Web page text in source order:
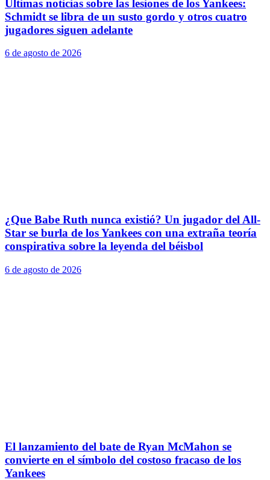
Últimas noticias sobre las lesiones de los Yankees:
Schmidt se libra de un susto gordo y otros cuatro
jugadores siguen adelante
6 de agosto de 2026
¿Que Babe Ruth nunca existió? Un jugador del All-
Star se burla de los Yankees con una extraña teoría
conspirativa sobre la leyenda del béisbol
6 de agosto de 2026
El lanzamiento del bate de Ryan McMahon se
convierte en el símbolo del costoso fracaso de los
Yankees